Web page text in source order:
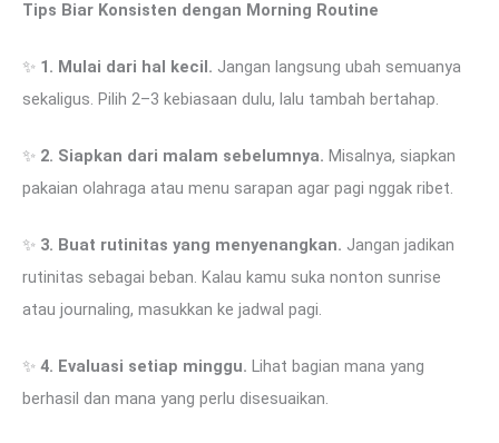
Tips Biar Konsisten dengan Morning Routine
✨ 1. Mulai dari hal kecil. Jangan langsung ubah semuanya
sekaligus. Pilih 2–3 kebiasaan dulu, lalu tambah bertahap.
✨ 2. Siapkan dari malam sebelumnya. Misalnya, siapkan
pakaian olahraga atau menu sarapan agar pagi nggak ribet.
✨ 3. Buat rutinitas yang menyenangkan. Jangan jadikan
rutinitas sebagai beban. Kalau kamu suka nonton sunrise
atau journaling, masukkan ke jadwal pagi.
✨ 4. Evaluasi setiap minggu. Lihat bagian mana yang
berhasil dan mana yang perlu disesuaikan.